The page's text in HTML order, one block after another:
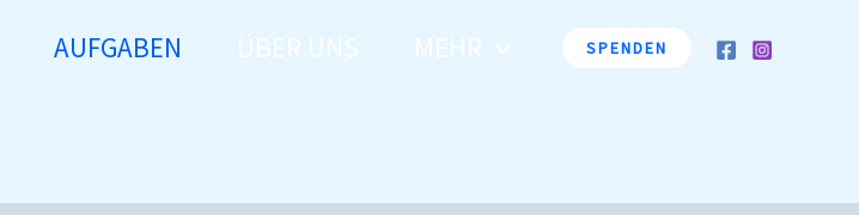
AUFGABEN ÜBER UNS MEHR SPENDEN